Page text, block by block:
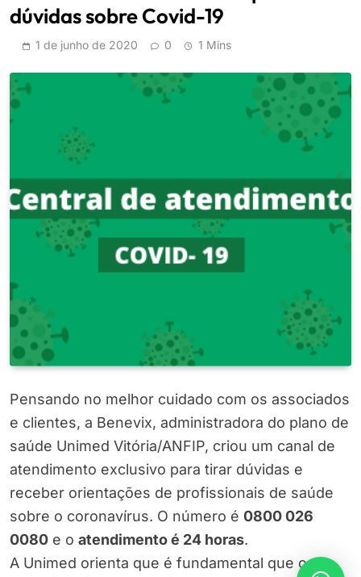
dúvidas sobre Covid-19
1 de junho de 2020 0 1 Mins
Pensando no melhor cuidado com os associados
e clientes, a Benevix, administradora do plano de
saúde Unimed Vitória/ANFIP, criou um canal de
atendimento exclusivo para tirar dúvidas e
receber orientações de profissionais de saúde
sobre o coronavírus. O número é 0800 026
0080 e o atendimento é 24 horas.
A Unimed orienta que é fundamental que o